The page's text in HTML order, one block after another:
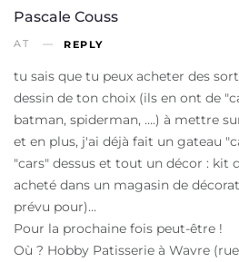
Pascale Couss
AT REPLY
tu sais que tu peux acheter des
dessin de ton choix (ils en ont de
batman, spiderman, ….) à mettre
et en plus, j'ai déjà fait un gateau
"cars" dessus et tout un décor : kit
acheté dans un magasin de
prévu pour)…
Pour la prochaine fois peut-être !
Où ? Hobby Patisserie à Wavre